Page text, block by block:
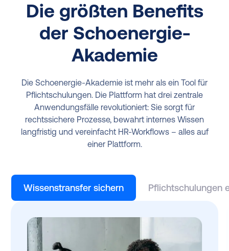
Die größten Benefits
der Schoenergie-
Akademie
Die Schoenergie-Akademie ist mehr als ein Tool für
Pflichtschulungen. Die Plattform hat drei zentrale
Anwendungsfälle revolutioniert: Sie sorgt für
rechtssichere Prozesse, bewahrt internes Wissen
langfristig und vereinfacht HR-Workflows – alles auf
einer Plattform.
Wissenstransfer sichern Pflichtschulungen